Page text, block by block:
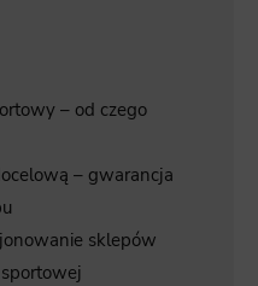
– od czego
– gwarancja
sklepów